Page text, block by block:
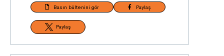
Basın bültenini gör Paylaş
Paylaş